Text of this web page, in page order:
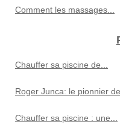
Comment les massages...
Chauffer sa piscine de...
Roger Junca: le pionnier
Chauffer sa piscine : une...